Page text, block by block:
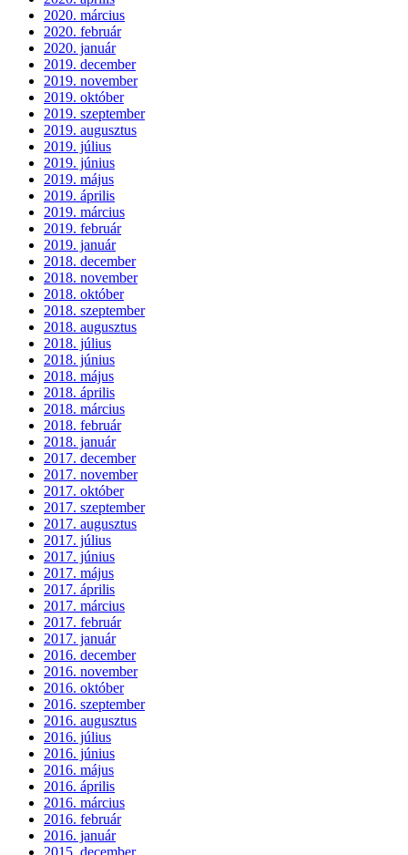
2020. március
2020. február
2020. január
2019. december
2019. november
2019. október
2019. szeptember
2019. augusztus
2019. július
2019. június
2019. május
2019. április
2019. március
2019. február
2019. január
2018. december
2018. november
2018. október
2018. szeptember
2018. augusztus
2018. július
2018. június
2018. május
2018. április
2018. március
2018. február
2018. január
2017. december
2017. november
2017. október
2017. szeptember
2017. augusztus
2017. július
2017. június
2017. május
2017. április
2017. március
2017. február
2017. január
2016. december
2016. november
2016. október
2016. szeptember
2016. augusztus
2016. július
2016. június
2016. május
2016. április
2016. március
2016. február
2016. január
2015. december